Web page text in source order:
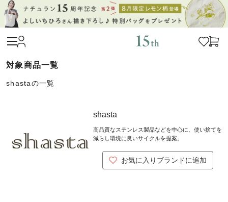
shastaの一覧
shasta
高品質なステンレス製品などを中心に、使い捨てを
減らし環境に良いサイクルを提案。
お気に入りブランドに追加